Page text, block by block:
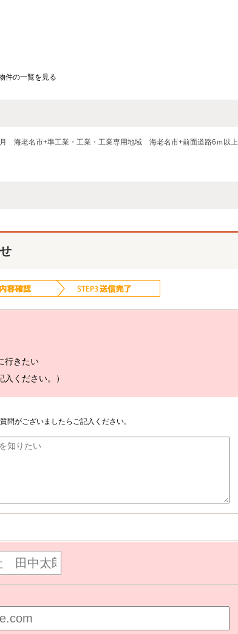
件の一覧を見る
海老名市+準工業・工業・工業専用地域 海老名市+前面道路6ｍ以上
行きたい
ください。）
問がございましたらご記入ください。